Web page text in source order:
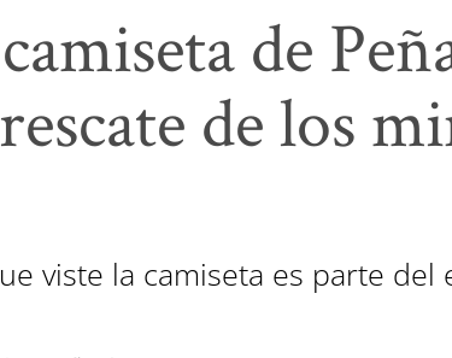
de
de los
viste la camiseta es parte